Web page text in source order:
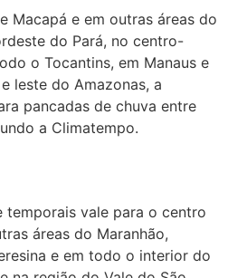
Macapá e em outras áreas do
do Pará, no centro-
o Tocantins, em Manaus e
leste do Amazonas, a
pancadas de chuva entre
a Climatempo.
temporais vale para o centro
áreas do Maranhão,
e em todo o interior do